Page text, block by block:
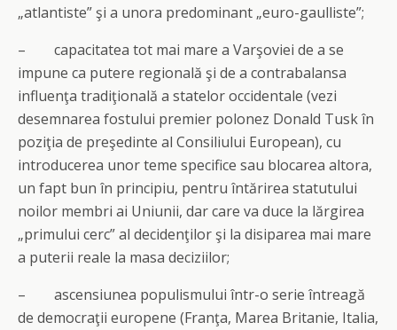
„atlantiste” şi a unora predominant „euro-gaulliste”;
– capacitatea tot mai mare a Varşoviei de a se
impune ca putere regională şi de a contrabalansa
influenţa tradiţională a statelor occidentale (vezi
desemnarea fostului premier polonez Donald Tusk în
poziţia de preşedinte al Consiliului European), cu
introducerea unor teme specifice sau blocarea altora,
un fapt bun în principiu, pentru întărirea statutului
noilor membri ai Uniunii, dar care va duce la lărgirea
„primului cerc” al decidenţilor şi la disiparea mai mare
a puterii reale la masa deciziilor;
– ascensiunea populismului într-o serie întreagă
de democraţii europene (Franţa, Marea Britanie, Italia,